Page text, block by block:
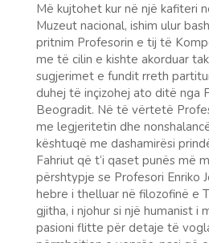
Më kujtohet kur në një kafiteri
Muzeut nacional, ishim ulur
pritnim Profesorin e tij të
me të cilin e kishte akorduar
sugjerimet e fundit rreth
duhej të inçizohej ato ditë nga
Beogradit. Në të vërtetë
me legjeritetin dhe
kështuqë me dashamirësi
Fahriut që t‘i qaset punës më
përshtypje se Profesori Enriko
hebre i thelluar në filozofinë e
gjitha, i njohur si një humanist i
pasioni flitte për detaje të